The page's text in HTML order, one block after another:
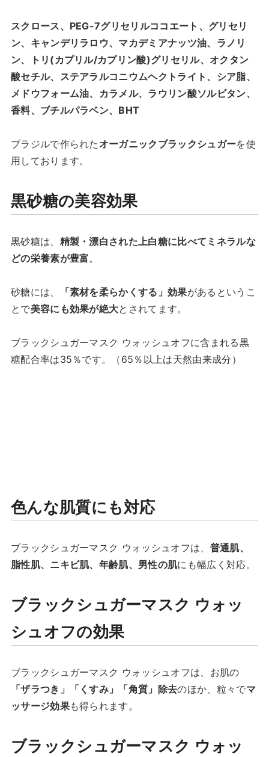
スクロース、PEG-7グリセリルココエート、グリセリ
ン、キャンデリラロウ、マカデミアナッツ油、ラノリ
ン、トリ(カプリル/カプリン酸)グリセリル、オクタン
酸セチル、ステアラルコニウムヘクトライト、シア脂、
メドウフォーム油、カラメル、ラウリン酸ソルビタン、
香料、ブチルパラベン、BHT
ブラジルで作られた オーガニックブラックシュガーを使
用しております。
黒砂糖の美容効果
黒砂糖は、 精製・漂白された上白糖に比べてミネラルな
どの栄養素が豊富。
砂糖には、 「素材を柔らかくする」効果があるというこ
とで美容にも効果が絶大とされてます。
ブラックシュガーマスク ウォッシュオフに含まれる黒
糖配合率は35％です。（65％以上は天然由来成分）
色んな肌質にも対応
ブラックシュガーマスク ウォッシュオフは、 普通肌、
脂性肌、ニキビ肌、年齢肌、男性の肌にも幅広く対応。
ブラックシュガーマスク ウォッ
シュオフの効果
ブラックシュガーマスク ウォッシュオフは、お肌の
「ザラつき」「くすみ」「角質」除去のほか、粒々でマ
ッサージ効果も得られます。
ブラックシュガーマスク ウォッ